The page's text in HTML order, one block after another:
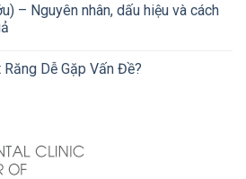
– Nguyên nhân, dấu hiệu và cách
Dễ Gặp Vấn Đề?